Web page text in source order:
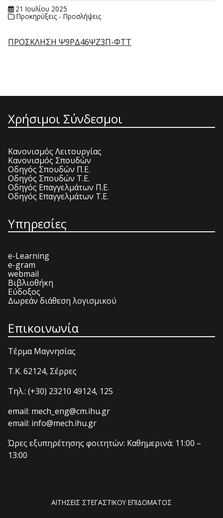
21 Ιουλίου 2025
Προκηρύξεις - Προσλήψεις
ΠΡΟΣΚΛΗΣΗ Ψ9ΡΔ46ΨΖ3Π-ΦΤΤ
Χρήσιμοι Σύνδεσμοι
Κανονισμός Λειτουργίας
Κανονισμός Σπουδών
Οδηγός Σπουδών Π.Ε.
Οδηγός Σπουδών Τ.Ε.
Οδηγός Επαγγελμάτων Π.Ε.
Οδηγός Επαγγελμάτων Τ.Ε.
Υπηρεσίες
e-Learning
e-gram
webmail
Βιβλιοθήκη
Εύδοξος
Δωρεάν διάθεση λογισμικού
Επικοινωνία
Τέρμα Μαγνησίας
T.K. 62124, Σέρρες
Τηλ.: (+30) 23210 49124, 125
email: mech_eng@cm.ihu.gr
email: info@mech.ihu.gr
Ώρες εξυπηρέτησης φοιτητών: Καθημερινά: 11:00 –
13:00
ΑΙΤΗΣΕΙΣ ΣΤΕΓΑΣΤΙΚΟΥ ΕΠΙΔΟΜΑΤΟΣ